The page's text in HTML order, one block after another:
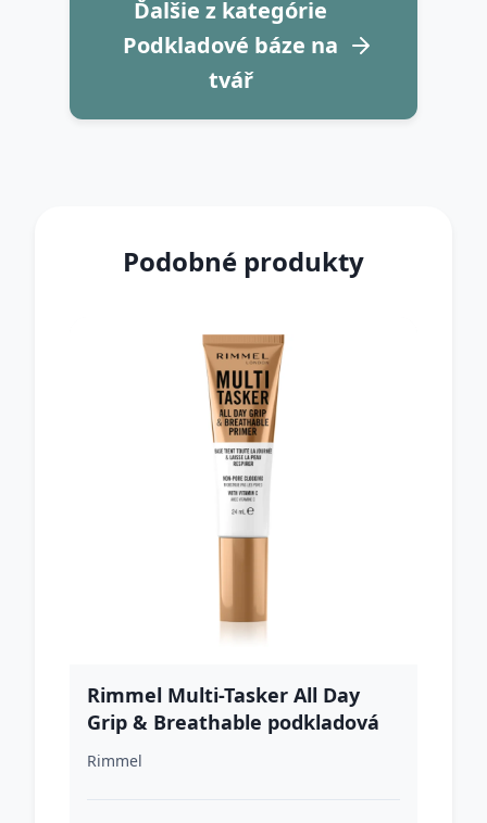
Ďalšie z kategórie
Podkladové báze na
tvář
Podobné produkty
Rimmel Multi-Tasker All Day
Grip & Breathable podkladová
báza s gélovou textúrou odtieň
Rimmel